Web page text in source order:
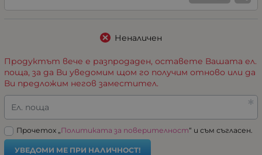
Неналичен
Продуктът вече е разпродаден, оставете Вашата ел.
поща, за да Ви уведомим щом го получим отново или да
Ви предложим негов заместител.
Ел. поща
Прочетох „ Политиката за поверителност“ и съм съгласен.
УВЕДОМИ МЕ ПРИ НАЛИЧНОСТ!